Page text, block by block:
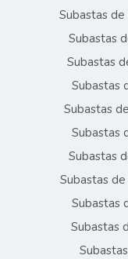
Subastas
Subastas
Subastas
Subastas
Subastas
Subastas
Subastas
Subastas
Subastas
Subastas